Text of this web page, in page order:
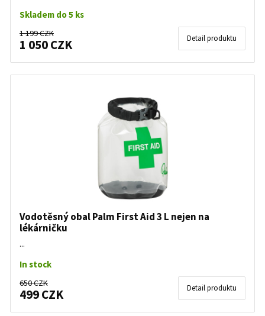
Skladem do 5 ks
1 199 CZK
1 050 CZK Detail produktu
Vodotěsný obal Palm First Aid 3 L nejen na
lékárničku
...
In stock
650 CZK
499 CZK Detail produktu